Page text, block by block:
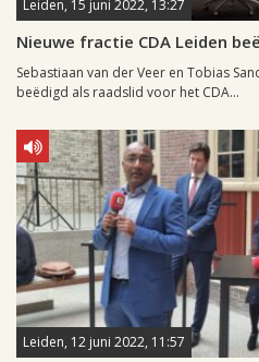
Leiden, 15 juni 2022, 13:27
Nieuwe fractie CDA Leiden
Sebastiaan van der Veer en Tobias
beëdigd als raadslid voor het CDA...
Leiden, 12 juni 2022, 11:57